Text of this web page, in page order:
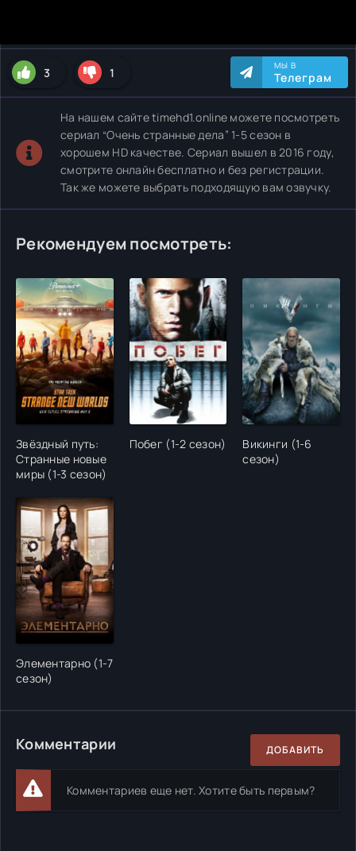
3 1 МЫ В
Телеграм
На нашем сайте timehd1.online можете посмотреть
сериал “Очень странные дела” 1-5 сезон в
хорошем HD качестве. Сериал вышел в 2016 году,
смотрите онлайн бесплатно и без регистрации.
Так же можете выбрать подходящую вам озвучку.
Рекомендуем посмотреть:
Звёздный путь:
Странные новые
миры (1-3 сезон)
Побег (1-2 сезон)
Викинги (1-6
сезон)
Элементарно (1-7
сезон)
Комментарии ДОБАВИТЬ
Комментариев еще нет. Хотите быть первым?